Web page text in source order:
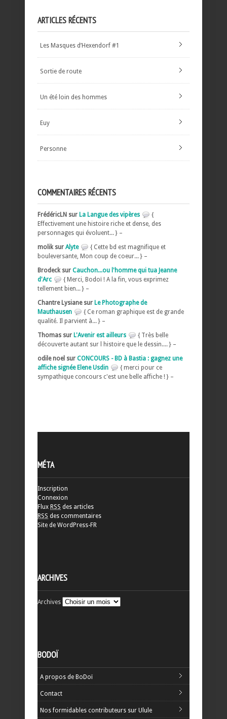
ARTICLES RÉCENTS
Les Masques d’Hexendorf #1
Sortie de route
Un été loin des hommes
Euy
Personne
COMMENTAIRES RÉCENTS
FrédéricLN sur La Langue des vipères
{
Effectivement une histoire riche et dense, des
personnages qui évoluent... } –
molik sur Alyte
{ Cette bd est magnifique et
bouleversante, Mon coup de coeur... } –
Brodeck sur Cauchon...ou l'homme qui tua Jeanne
d'Arc
{ Merci, Bodoï ! A la fin, vous exprimez
tellement bien... } –
Chantre Lysiane sur Le Photographe de
Mauthausen
{ Ce roman graphique est de grande
qualité. Il parvient à... } –
Thomas sur L'Avenir est ailleurs
{ Très belle
découverte autant sur l histoire que le dessin.... } –
odile noel sur CONCOURS - BD à Bastia : gagnez une
affiche signée Elene Usdin
{ merci pour ce
sympathique concours c'est une belle affiche ! } –
MÉTA
Inscription
Connexion
Flux RSS des articles
RSS des commentaires
Site de WordPress-FR
ARCHIVES
Archives
BODOÏ
A propos de BoDoï
Contact
Nos formidables contributeurs sur Ulule